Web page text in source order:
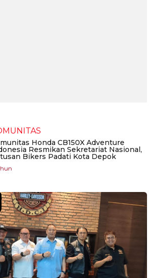
Honda CB150X Adventure
Resmikan Sekretariat Nasional,
Bikers Padati Kota Depok